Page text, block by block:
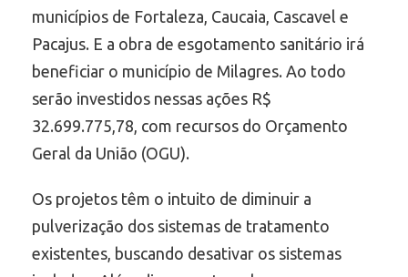
municípios de Fortaleza, Caucaia, Cascavel e
Pacajus. E a obra de esgotamento sanitário irá
beneficiar o município de Milagres. Ao todo
serão investidos nessas ações R$
32.699.775,78, com recursos do Orçamento
Geral da União (OGU).
Os projetos têm o intuito de diminuir a
pulverização dos sistemas de tratamento
existentes, buscando desativar os sistemas